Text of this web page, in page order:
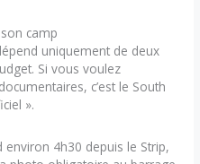
camp
uniquement de deux
Si vous voulez
c’est le South
».
4h30 depuis le Strip,